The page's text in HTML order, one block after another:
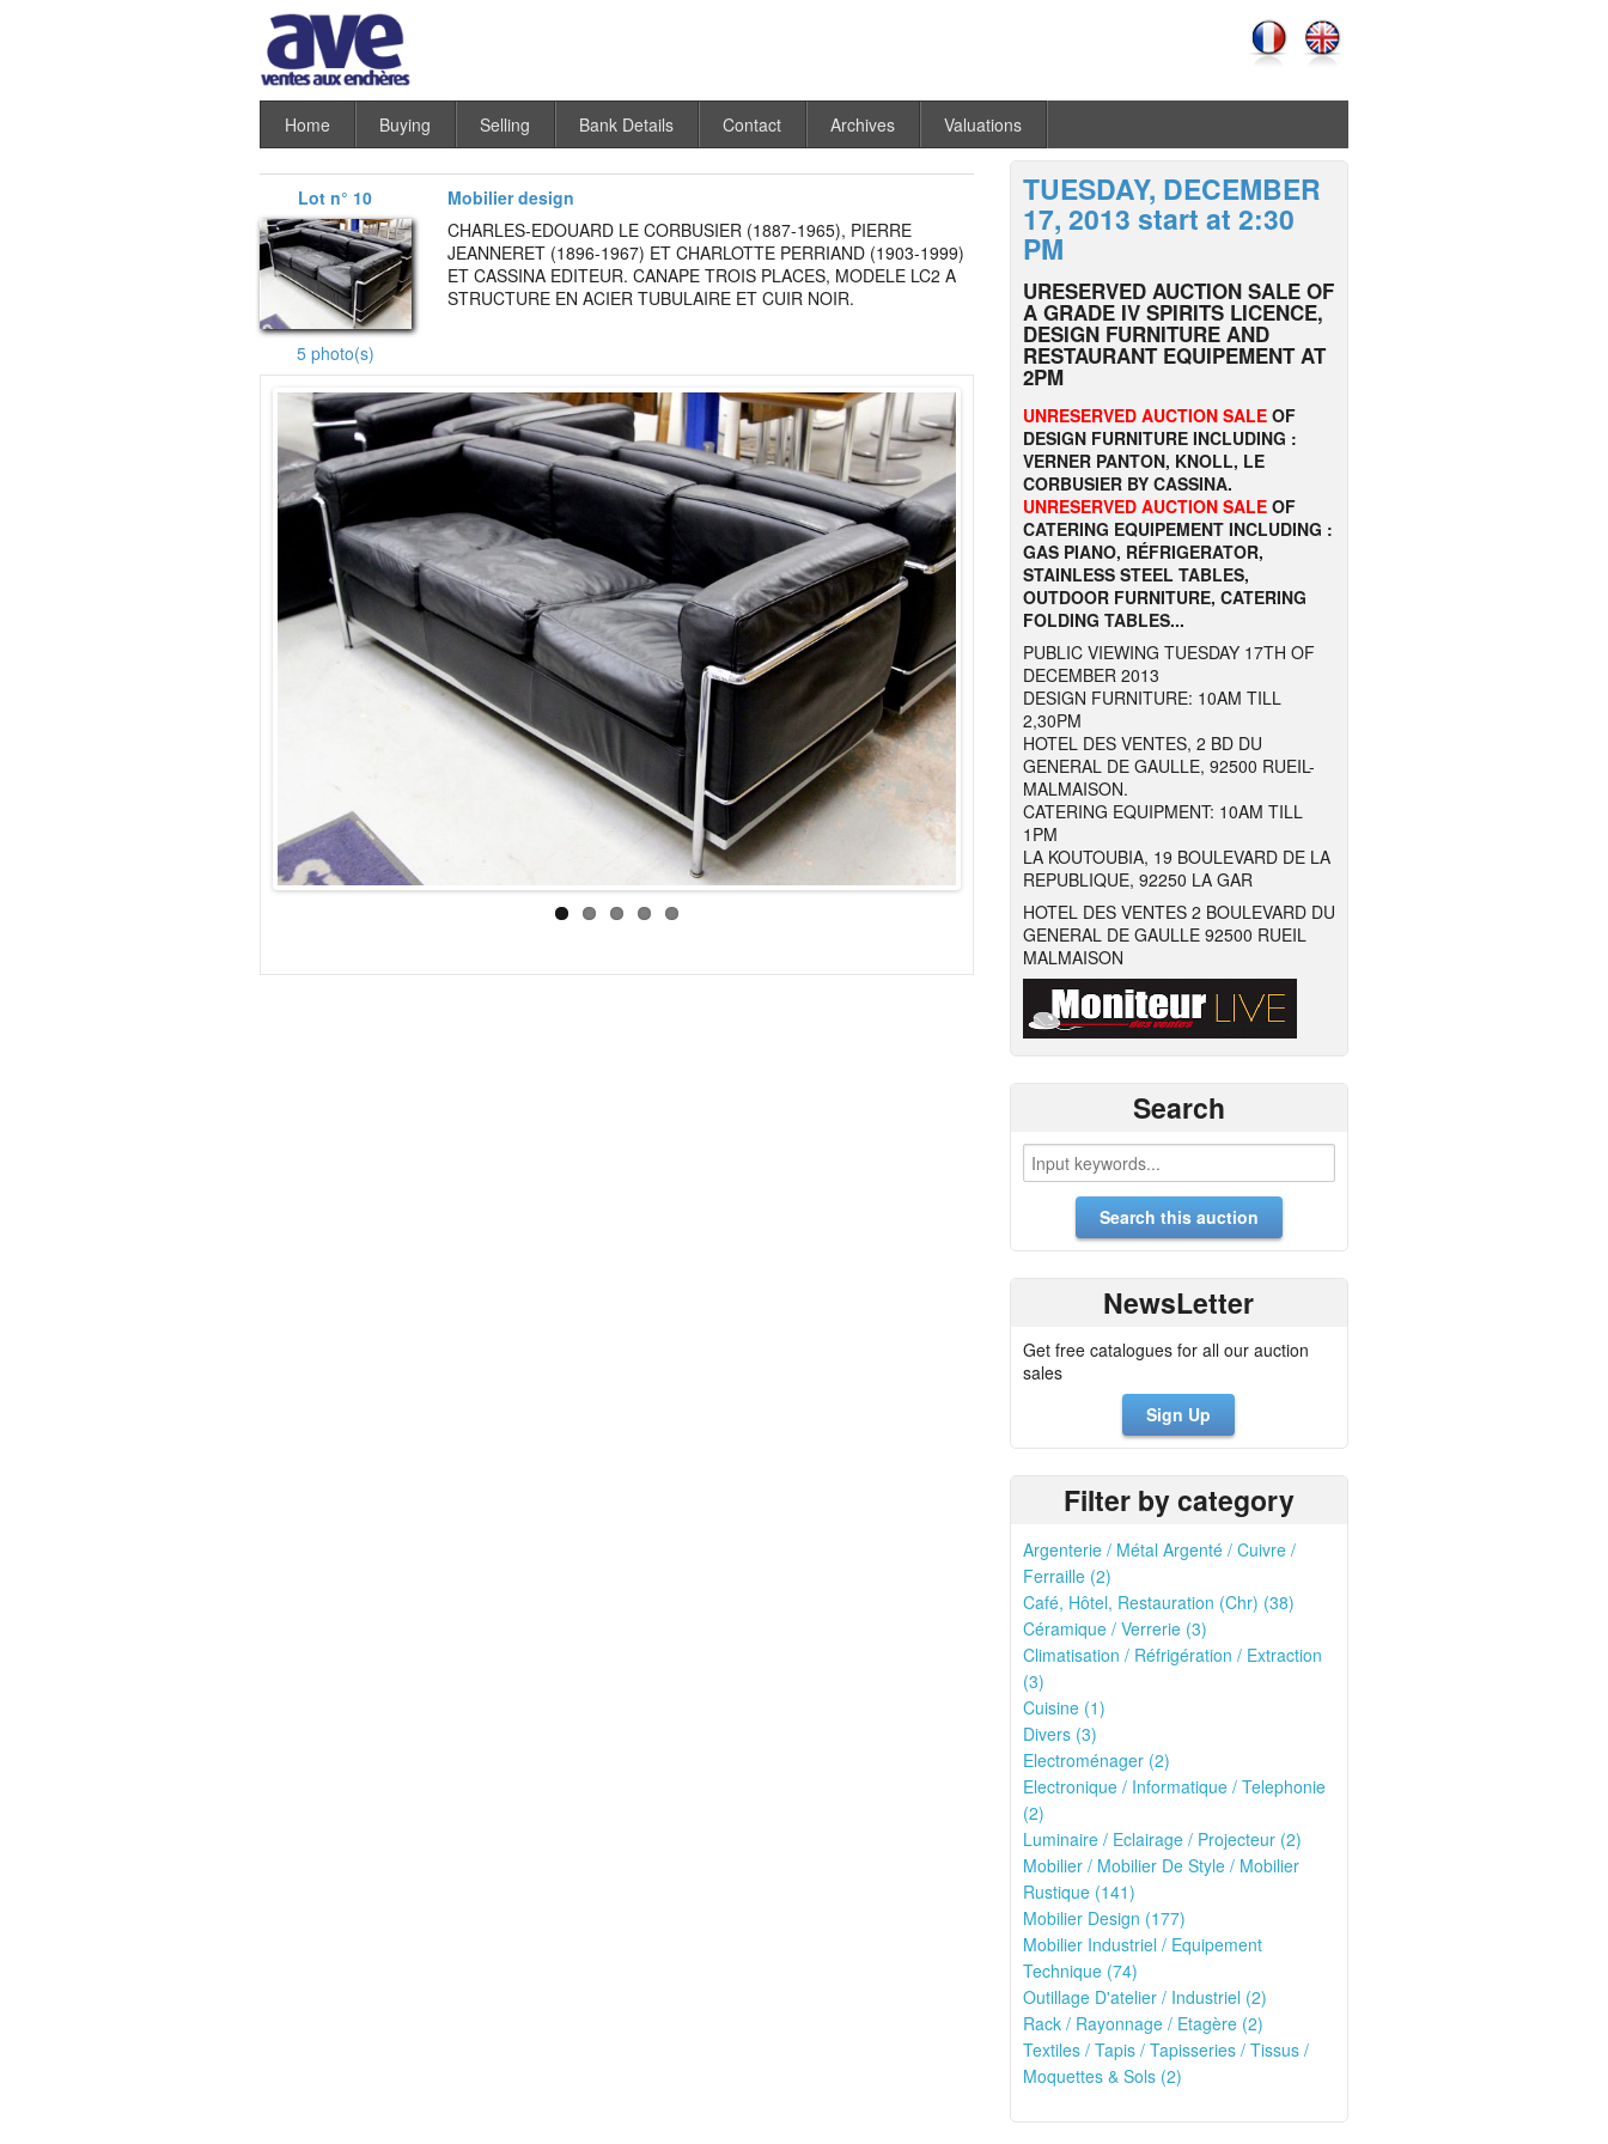
Home Buying Selling Bank Details Contact Archives Valuations
Lot n° 10 Mobilier design
5 photo(s)
CHARLES-EDOUARD LE CORBUSIER (1887-1965), PIERRE
JEANNERET (1896-1967) ET CHARLOTTE PERRIAND (1903-1999)
ET CASSINA EDITEUR. CANAPE TROIS PLACES, MODELE LC2 A
STRUCTURE EN ACIER TUBULAIRE ET CUIR NOIR.
TUESDAY, DECEMBER
17, 2013 start at 2:30
PM
URESERVED AUCTION SALE OF
A GRADE IV SPIRITS LICENCE,
DESIGN FURNITURE AND
RESTAURANT EQUIPEMENT AT
2PM
UNRESERVED AUCTION SALEOF
DESIGN FURNITURE INCLUDING :
VERNER PANTON, KNOLL, LE
CORBUSIER BY CASSINA.
UNRESERVED AUCTION SALEOF
CATERING EQUIPEMENT INCLUDING :
GAS PIANO, RÉFRIGERATOR,
STAINLESS STEEL TABLES,
OUTDOOR FURNITURE, CATERING
FOLDING TABLES...
PUBLIC VIEWING TUESDAY 17TH OF
DECEMBER 2013
DESIGN FURNITURE: 10AM TILL
2,30PM
HOTEL DES VENTES, 2 BD DU
GENERAL DE GAULLE, 92500 RUEIL-
MALMAISON.
CATERING EQUIPMENT: 10AM TILL
1PM
LA KOUTOUBIA, 19 BOULEVARD DE LA
REPUBLIQUE, 92250 LA GAR
HOTEL DES VENTES 2 BOULEVARD DU
GENERAL DE GAULLE 92500 RUEIL
MALMAISON
Search
NewsLetter
Get free catalogues for all our auction
sales
Sign Up
Filter by category
Argenterie / Métal Argenté / Cuivre /
Ferraille (2)
Café, Hôtel, Restauration (Chr) (38)
Céramique / Verrerie (3)
Climatisation / Réfrigération / Extraction
(3)
Cuisine (1)
Divers (3)
Electroménager (2)
Electronique / Informatique / Telephonie
(2)
Luminaire / Eclairage / Projecteur (2)
Mobilier / Mobilier De Style / Mobilier
Rustique (141)
Mobilier Design (177)
Mobilier Industriel / Equipement
Technique (74)
Outillage D'atelier / Industriel (2)
Rack / Rayonnage / Etagère (2)
Textiles / Tapis / Tapisseries / Tissus /
Moquettes & Sols (2)